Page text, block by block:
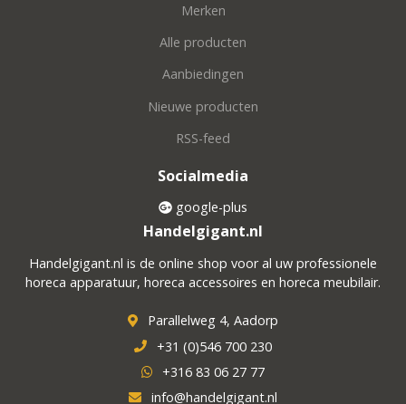
Merken
Alle producten
Aanbiedingen
Nieuwe producten
RSS-feed
Socialmedia
google-plus
Handelgigant.nl
Handelgigant.nl is de online shop voor al uw professionele
horeca apparatuur, horeca accessoires en horeca meubilair.
Parallelweg 4, Aadorp
+31 (0)546 700 230
+316 83 06 27 77
info@handelgigant.nl